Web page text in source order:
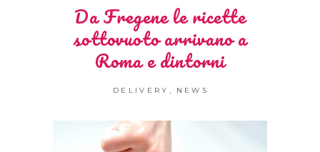
Da Fregene le ricette
sottovuoto arrivano a
Roma e dintorni
DELIVERY NEWS